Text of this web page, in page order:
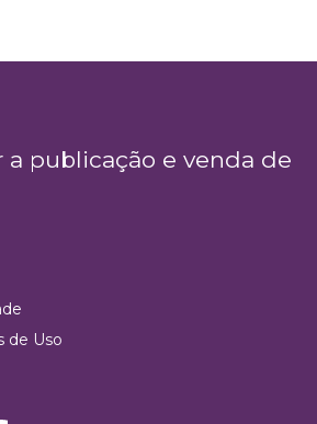
a publicação e venda de
de Uso